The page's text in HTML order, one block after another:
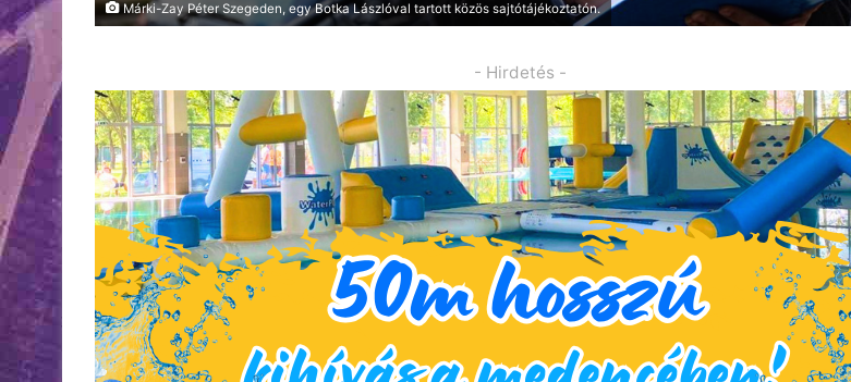
Márki-Zay Péter Szegeden, egy Botka Lászlóval tartott közös sajtótájékoztatón.
- Hirdetés -